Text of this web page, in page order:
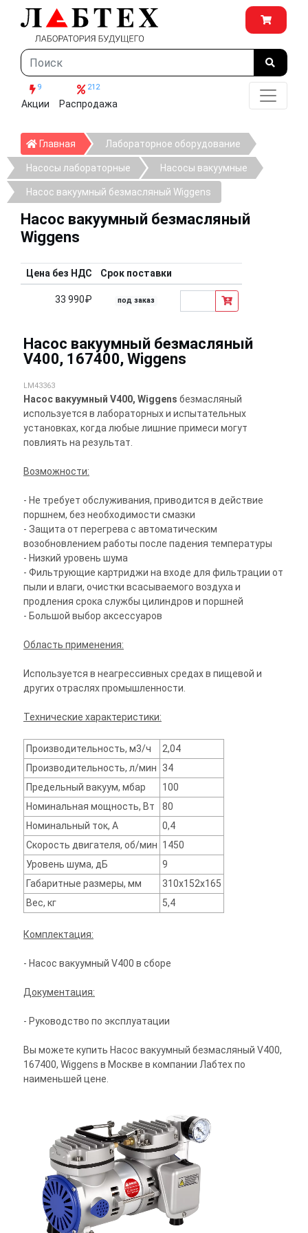
9
Акции
212
Распродажа
Главная ГлавнаяЛабораторное оборудование
Насосы лабораторные Насосы вакуумные
Насос вакуумный безмасляный Wiggens
Насос вакуумный безмасляный
Wiggens
Цена без НДС Срок поставки
33 990₽ под заказ
Насос вакуумный безмасляный
V400, 167400, Wiggens
LM43363
Насос вакуумный V400, Wiggens безмасляный
используется в лабораторных и испытательных
установках, когда любые лишние примеси могут
повлиять на результат.
Возможности:
- Не требует обслуживания, приводится в действие
поршнем, без необходимости смазки
- Защита от перегрева с автоматическим
возобновлением работы после падения температуры
- Низкий уровень шума
- Фильтрующие картриджи на входе для фильтрации от
пыли и влаги, очистки всасываемого воздуха и
продления срока службы цилиндров и поршней
- Большой выбор аксессуаров
Область применения:
Используется в неагрессивных средах в пищевой и
других отраслях промышленности.
Технические характеристики:
Производительность, м3/ч
2,04
Производительность, л/мин
34
Предельный вакуум, мбар
100
Номинальная мощность, Вт
80
Номинальный ток, А
0,4
Скорость двигателя, об/мин 1450
Уровень шума, дБ
9
Габаритные размеры, мм
310х152х165
Вес, кг
5,4
Комплектация:
- Насос вакуумный V400 в сборе
Документация:
- Руководство по эксплуатации
Вы можете купить Насос вакуумный безмасляный V400,
167400, Wiggens в Москве в компании Лабтех по
наименьшей цене.